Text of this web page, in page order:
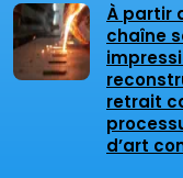
À partir
chaîne
retrait
d’art